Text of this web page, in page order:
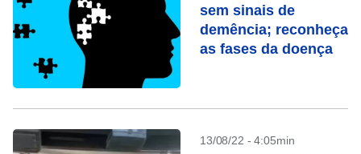
sem sinais de
demência; reconheça
as fases da doença
13/08/22 - 4:05min